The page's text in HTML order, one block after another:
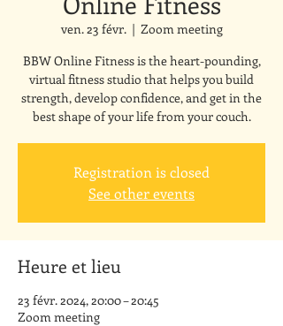
ven. 23 févr.
  |
Zoom meeting
BBW Online Fitness is the heart-pounding,
virtual fitness studio that helps you build
strength, develop confidence, and get in the
best shape of your life from your couch.
Registration is closed
See other events
Heure et lieu
23 févr. 2024, 20:00 – 20:45
Zoom meeting